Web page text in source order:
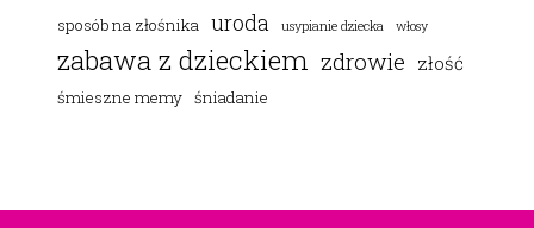
sposób na złośnika uroda usypianie dziecka włosy
zabawa z dzieckiem zdrowie złość
śmieszne memy śniadanie